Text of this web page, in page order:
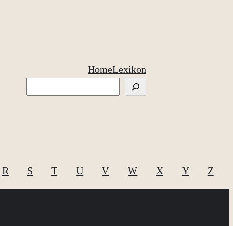
HomeLexikon
R S T U V W X Y Z